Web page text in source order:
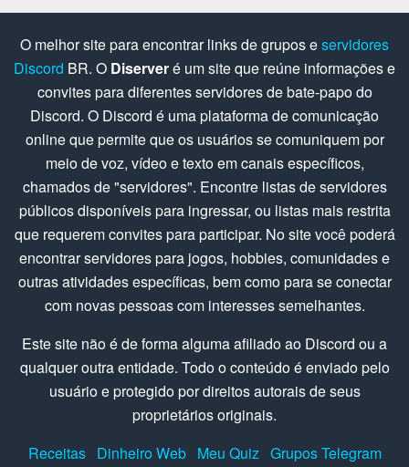
O melhor site para encontrar links de grupos eservidores
Discord BR. O Diserveré um site que reúne informações e
convites para diferentes servidores de bate-papo do
Discord. O Discord é uma plataforma de comunicação
online que permite que os usuários se comuniquem por
meio de voz, vídeo e texto em canais específicos,
chamados de "servidores". Encontre listas de servidores
públicos disponíveis para ingressar, ou listas mais restrita
que requerem convites para participar. No site você poderá
encontrar servidores para jogos, hobbies, comunidades e
outras atividades específicas, bem como para se conectar
com novas pessoas com interesses semelhantes.
Este site não é de forma alguma afiliado ao Discord ou a
qualquer outra entidade. Todo o conteúdo é enviado pelo
usuário e protegido por direitos autorais de seus
proprietários originais.
Receitas Dinheiro Web Meu Quiz Grupos Telegram